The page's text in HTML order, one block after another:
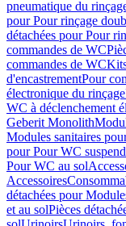
pneumatique du
pour Pour rinçage
détachées pour Pour
commandes de WC
commandes de WC
d'encastrementPour
électronique du rinçage
WC à déclenchement
Geberit Monolith
Modules sanitaires
pour Pour WC
Pour WC au sol
Accessoires
détachées pour
et au solPièces